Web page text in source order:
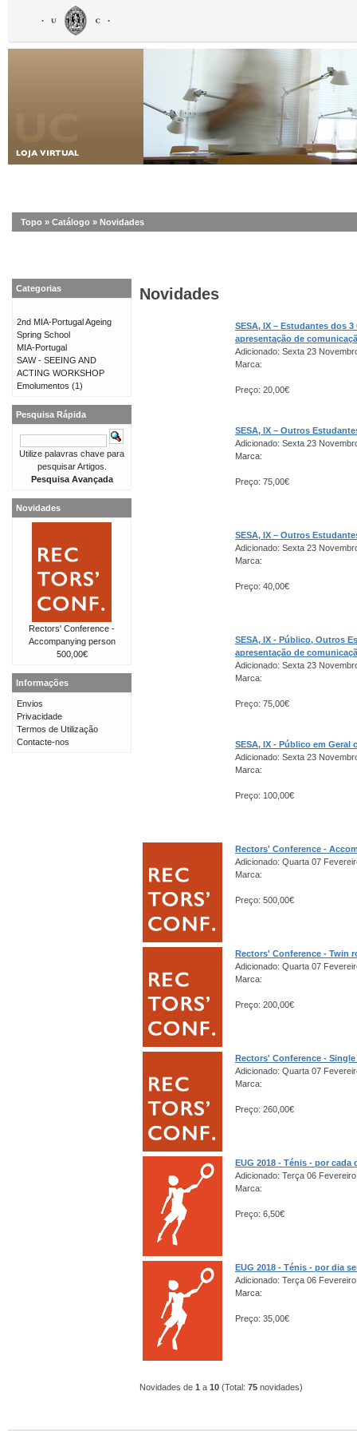
Topo » Catálogo » Novidades
Novidades
SESA, IX – Estudantes dos
apresentação de
Adicionado: Sexta 23
Marca:
Preço: 20,00€
SESA, IX – Outros
Adicionado: Sexta 23
Marca:
Preço: 75,00€
SESA, IX – Outros
Adicionado: Sexta 23
Marca:
Preço: 40,00€
SESA, IX - Público, Outros
apresentação de
Adicionado: Sexta 23
Marca:
Preço: 75,00€
SESA, IX - Público em
Adicionado: Sexta 23
Marca:
Preço: 100,00€
Rectors' Conference -
Adicionado: Quarta 07
Marca:
Preço: 500,00€
Rectors' Conference - Twin
Adicionado: Quarta 07
Marca:
Preço: 200,00€
Rectors' Conference -
Adicionado: Quarta 07
Marca:
Preço: 260,00€
EUG 2018 - Ténis - por
Adicionado: Terça 06
Marca:
Preço: 6,50€
EUG 2018 - Ténis - por dia
Adicionado: Terça 06
Marca:
Preço: 35,00€
Novidades de 1 a 10 (Total: 75 novidades)
Categorias
2nd MIA-Portugal Ageing
Spring School
MIA-Portugal
SAW - SEEING AND
ACTING WORKSHOP
Emolumentos (1)
Pesquisa Rápida
Utilize palavras chave para
pesquisar Artigos.
Pesquisa Avançada
Novidades
Rectors' Conference -
Accompanying person
500,00€
Informações
Envios
Privacidade
Termos de Utilização
Contacte-nos